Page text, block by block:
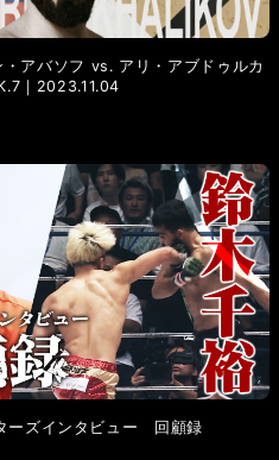
アバソフ vs. アリ・アブドゥルカ
｜2023.11.04
ーズインタビュー 回顧録